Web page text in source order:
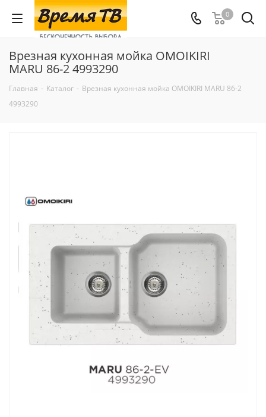
0
Врезная кухонная мойка OMOIKIRI
MARU 86-2 4993290
Главная - Каталог - Врезная кухонная мойка OMOIKIRI MARU 86-2
4993290